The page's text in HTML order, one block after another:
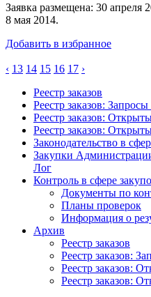
Заявка размещена: 30 апреля
8 мая 2014.
Добавить в избранное
‹ 13 14 15 16 17 ›
Реестр заказов
Реестр заказов:
Реестр заказов:
Реестр заказов:
Законодательство в
Закупки
Лог
Контроль в сфере
Документы по
Планы проверок
Информация о
Архив
Реестр заказов
Реестр заказов:
Реестр заказов:
Реестр заказов: